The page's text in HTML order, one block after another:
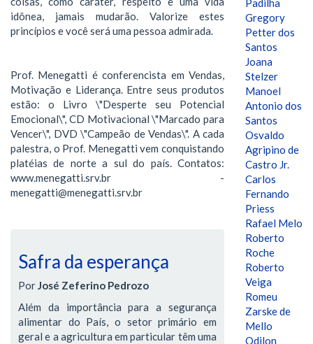
idônea, jamais mudarão. Valorize estes
princípios e você será uma pessoa admirada.
Prof. Menegatti é conferencista em Vendas,
Motivação e Liderança. Entre seus produtos
estão: o Livro \"Desperte seu Potencial
Emocional\", CD Motivacional \"Marcado para
Vencer\", DVD \"Campeão de Vendas\". A cada
palestra, o Prof. Menegatti vem conquistando
platéias de norte a sul do país. Contatos:
www.menegatti.srv.br -
menegatti@menegatti.srv.br
Safra da esperança
PorJosé Zeferino Pedrozo
Além da importância para a segurança
alimentar do País, o setor primário em
geral e a agricultura em particular têm uma
Padilha
Gregory
Petter dos
Santos
Joana
Stelzer
Manoel
Antonio dos
Santos
Osvaldo
Agripino de
Castro Jr.
Carlos
Fernando
Priess
Rafael Melo
Roberto
Roche
Roberto
Veiga
Romeu
Zarske de
Mello
Odilon